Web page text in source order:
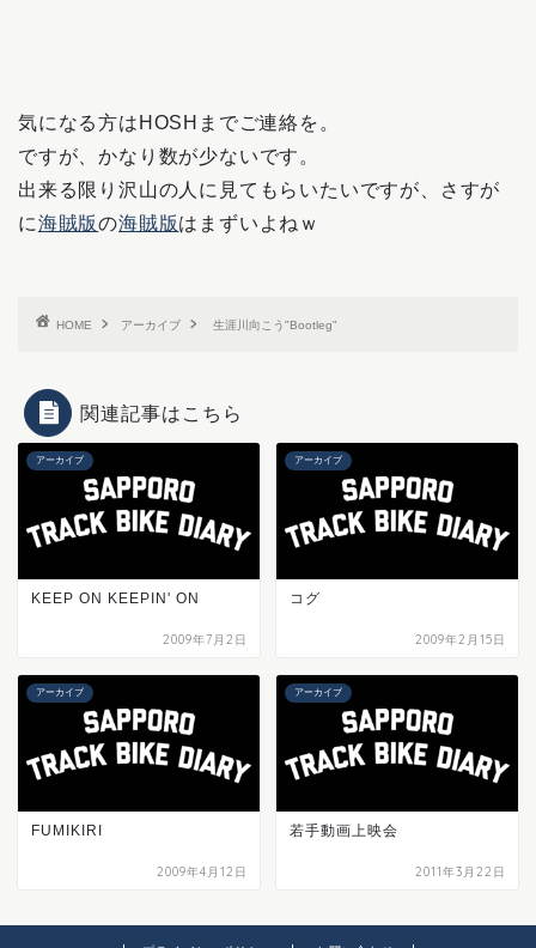
気になる方はHOSHまでご連絡を。
ですが、かなり数が少ないです。
出来る限り沢山の人に見てもらいたいですが、さすが
に海賊版の海賊版はまずいよねｗ
HOME アーカイブ 生涯川向こう"Bootleg"
関連記事はこちら
アーカイブ
KEEP ON KEEPIN' ON
2009年7月2日
アーカイブ
コグ
2009年2月15日
アーカイブ
FUMIKIRI
2009年4月12日
アーカイブ
若手動画上映会
2011年3月22日